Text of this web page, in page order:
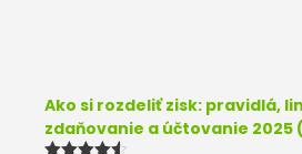
Ako si rozdeliť zisk: pravidlá,
zdaňovanie a účtovanie 2025